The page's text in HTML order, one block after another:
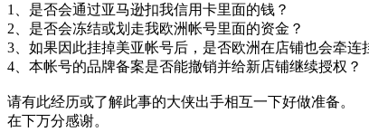
1、是否会通过亚马逊扣我信用卡里面的钱？
2、是否会冻结或划走我欧洲帐号里面的资金？
3、如果因此挂掉美亚帐号后，是否欧洲在店铺也会牵连
4、本帐号的品牌备案是否能撤销并给新店铺继续授权
请有此经历或了解此事的大侠出手相互一下好做准备。
在下万分感谢。